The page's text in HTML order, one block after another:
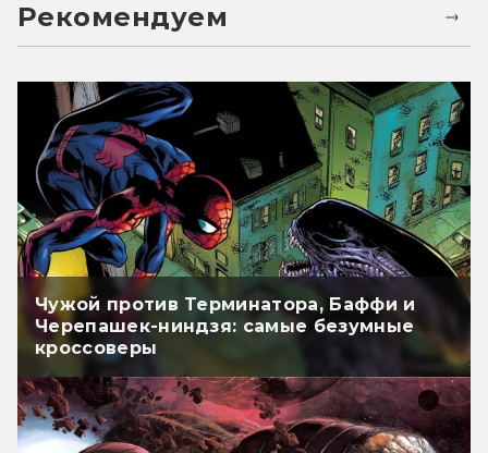
Рекомендуем
Чужой против Терминатора, Баффи и
Черепашек-ниндзя: самые безумные
кроссоверы